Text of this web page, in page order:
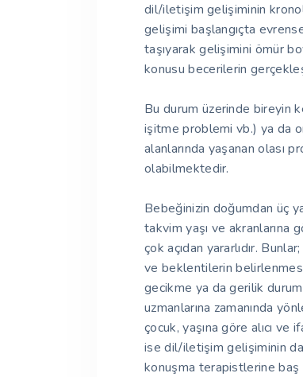
dil/iletişim gelişiminin
gelişimi başlangıçta
taşıyarak gelişimini ömür
konusu becerilerin
Bu durum üzerinde bireyin
işitme problemi vb.) ya da
alanlarında yaşanan olası
olabilmektedir.
Bebeğinizin doğumdan üç
takvim yaşı ve
çok açıdan yararlıdır.
ve beklentilerin
gecikme ya da gerilik
uzmanlarına zamanında
çocuk, yaşına göre alıcı
ise dil/iletişim gelişiminin
konuşma terapistlerine baş